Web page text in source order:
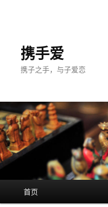
携手爱
携子之手，与子爱恋
首页